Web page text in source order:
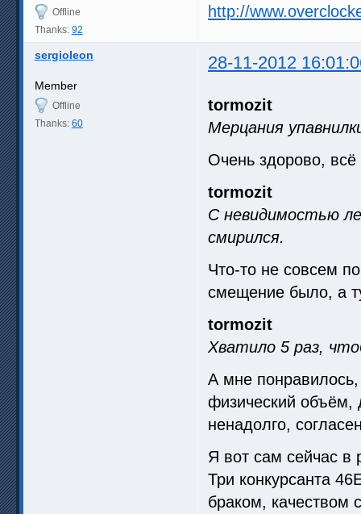
Offline
Thanks: 92
http://
sergioleon 28-11-2012
Member
Offline
Thanks: 60
tormozit
Мерцания
Очень здорово,
tormozit
C невидимостью
смирился.
Что-то не совсем
смещение было, а
tormozit
Хватило 5 раз,
А мне понравилось,
физический объём,
ненадолго,
Я вот сам сейчас в
Три конкурсанта
браком, качеством